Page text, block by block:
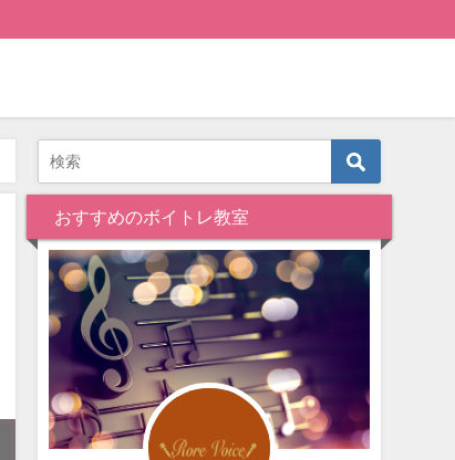
おすすめのボイトレ教室